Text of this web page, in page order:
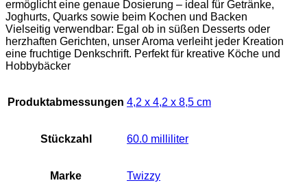
ermöglicht eine genaue Dosierung – ideal für Getränke,
Joghurts, Quarks sowie beim Kochen und Backen
Vielseitig verwendbar: Egal ob in süßen Desserts oder
herzhaften Gerichten, unser Aroma verleiht jeder Kreation
eine fruchtige Denkschrift. Perfekt für kreative Köche und
Hobbybäcker
Produktabmessungen ‎4,2 x 4,2 x 8,5 cm
Stückzahl ‎60.0 milliliter
Marke ‎Twizzy